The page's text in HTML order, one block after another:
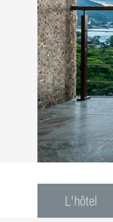
L'hôtel